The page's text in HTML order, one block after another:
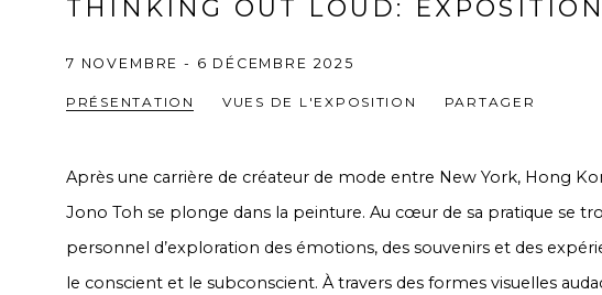
THINKING OUT LOUD:
7 NOVEMBRE - 6 DÉCEMBRE 2025
PRÉSENTATION VUES DE L'EXPOSITION PARTAGER
Après une carrière de créateur de mode entre New York, Hong
Jono Toh se plonge dans la peinture. Au cœur de sa pratique se
personnel d’exploration des émotions, des souvenirs et des
le conscient et le subconscient. À travers des formes visuelles